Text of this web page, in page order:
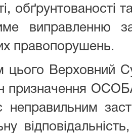
обґрунтованості
виправленню
правопорушень.
цього Верховний
призначення
неправильним